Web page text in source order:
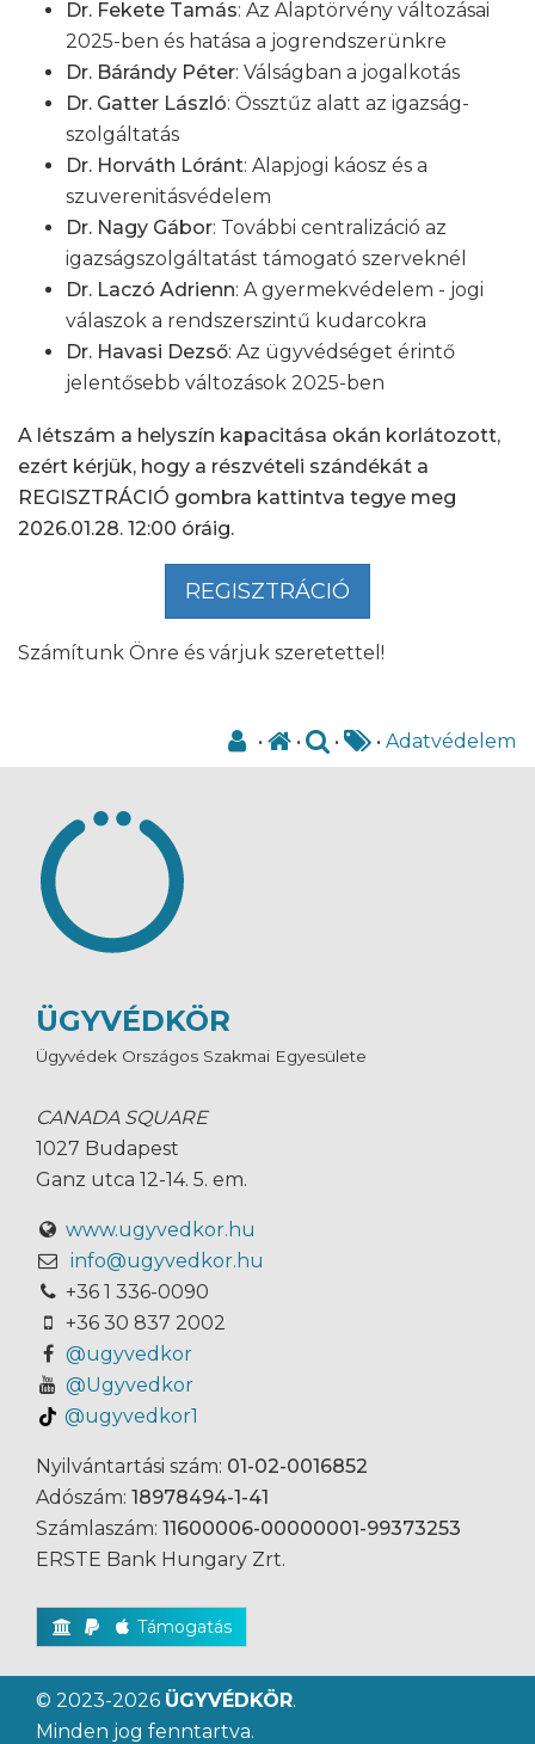
Dr. Fekete Tamás: Az Alaptörvény változásai
2025-ben és hatása a jogrendszerünkre
Dr. Bárándy Péter: Válságban a jogalkotás
Dr. Gatter László: Össztűz alatt az igazság­
szolgáltatás
Dr. Horváth Lóránt: Alapjogi káosz és a
szuverenitásvédelem
Dr. Nagy Gábor: További centralizáció az
igazság­szolgáltatást támogató szerveknél
Dr. Laczó Adrienn: A gyermekvédelem - jogi
válaszok a rendszerszintű kudarcokra
Dr. Havasi Dezső: Az ügyvédséget érintő
jelentősebb változások 2025-ben
A létszám a helyszín kapacitása okán korlátozott,
ezért kérjük, hogy a részvételi szándékát a
REGISZTRÁCIÓ gombra kattintva tegye meg
2026.01.28. 12:00 óráig.
REGISZTRÁCIÓ
Számítunk Önre és várjuk szeretettel!
• • • • Adatvédelem
ÜGYVÉDKÖR
Ügyvédek Országos Szakmai Egyesülete
CANADA SQUARE
1027 Budapest
Ganz utca 12-14. 5. em.
www.ugyvedkor.hu
info@ugyvedkor.hu
+36 1 336-0090
+36 30 837 2002
@ugyvedkor
@Ugyvedkor
@ugyvedkor1
Nyilvántartási szám: 01-02-0016852
Adószám: 18978494-1-41
Számlaszám: 11600006-00000001-99373253
ERSTE Bank Hungary Zrt.
Támogatás
© 2023-2026 ÜGYVÉDKÖR.
Minden jog fenntartva.